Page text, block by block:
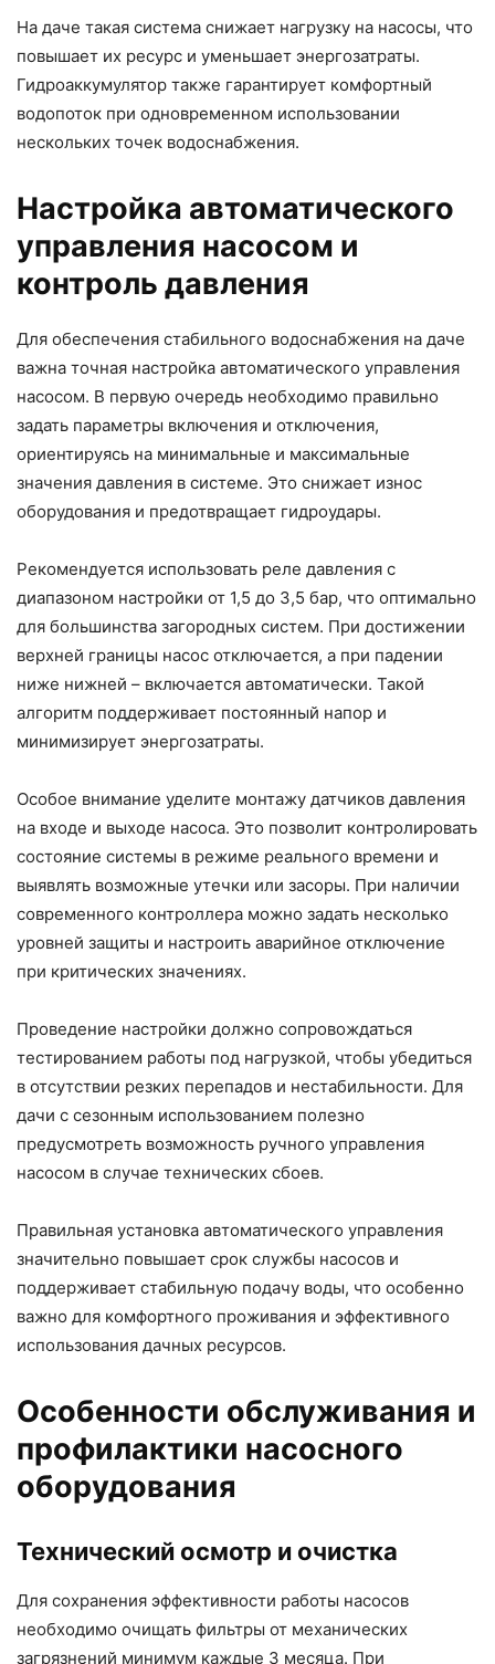
На даче такая система снижает нагрузку на насосы, что
повышает их ресурс и уменьшает энергозатраты.
Гидроаккумулятор также гарантирует комфортный
водопоток при одновременном использовании
нескольких точек водоснабжения.
Настройка автоматического
управления насосом и
контроль давления
Для обеспечения стабильного водоснабжения на даче
важна точная настройка автоматического управления
насосом. В первую очередь необходимо правильно
задать параметры включения и отключения,
ориентируясь на минимальные и максимальные
значения давления в системе. Это снижает износ
оборудования и предотвращает гидроудары.
Рекомендуется использовать реле давления с
диапазоном настройки от 1,5 до 3,5 бар, что оптимально
для большинства загородных систем. При достижении
верхней границы насос отключается, а при падении
ниже нижней – включается автоматически. Такой
алгоритм поддерживает постоянный напор и
минимизирует энергозатраты.
Особое внимание уделите монтажу датчиков давления
на входе и выходе насоса. Это позволит контролировать
состояние системы в режиме реального времени и
выявлять возможные утечки или засоры. При наличии
современного контроллера можно задать несколько
уровней защиты и настроить аварийное отключение
при критических значениях.
Проведение настройки должно сопровождаться
тестированием работы под нагрузкой, чтобы убедиться
в отсутствии резких перепадов и нестабильности. Для
дачи с сезонным использованием полезно
предусмотреть возможность ручного управления
насосом в случае технических сбоев.
Правильная установка автоматического управления
значительно повышает срок службы насосов и
поддерживает стабильную подачу воды, что особенно
важно для комфортного проживания и эффективного
использования дачных ресурсов.
Особенности обслуживания и
профилактики насосного
оборудования
Технический осмотр и очистка
Для сохранения эффективности работы насосов
необходимо очищать фильтры от механических
загрязнений минимум каждые 3 месяца. При